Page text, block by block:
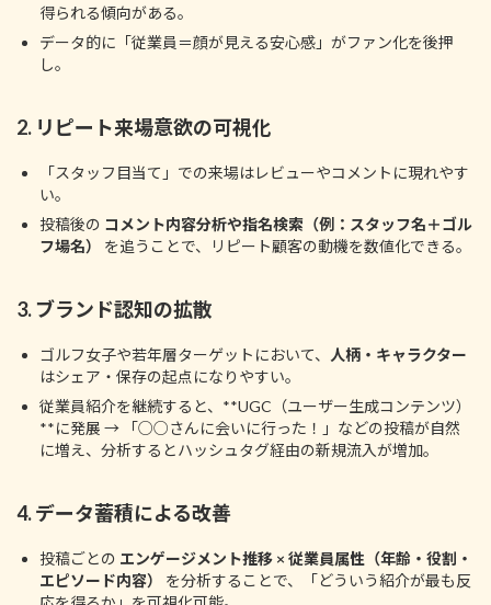
得られる傾向がある。
データ的に「従業員＝顔が見える安心感」がファン化を後押
し。
2. リピート来場意欲の可視化
「スタッフ目当て」での来場はレビューやコメントに現れやす
い。
投稿後の コメント内容分析や指名検索（例：スタッフ名＋ゴル
フ場名）
を追うことで、リピート顧客の動機を数値化できる。
3.ブランド認知の拡散
ゴルフ女子や若年層ターゲットにおいて、
人柄・キャラクター
はシェア・保存の起点になりやすい。
従業員紹介を継続すると、**UGC（ユーザー生成コンテンツ）
**に発展 → 「○○さんに会いに行った！」などの投稿が自然
に増え、分析するとハッシュタグ経由の新規流入が増加。
4.データ蓄積による改善
投稿ごとの エンゲージメント推移 × 従業員属性（年齢・役割・
エピソード内容）
を分析することで、「どういう紹介が最も反